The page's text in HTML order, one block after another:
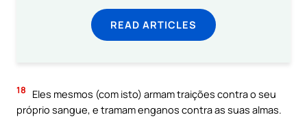
READ ARTICLES
18
Eles mesmos (com isto) armam traições contra o seu
próprio sangue, e tramam enganos contra as suas almas.